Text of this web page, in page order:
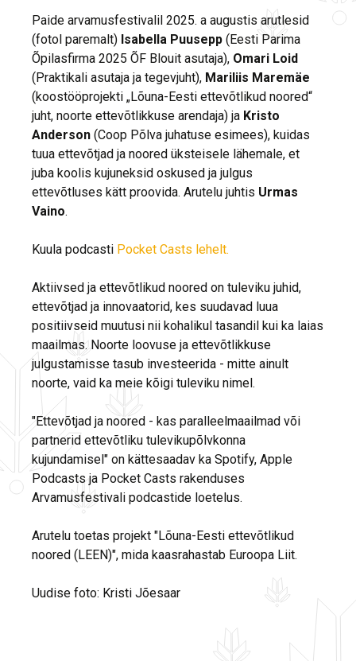
Paide arvamusfestivalil 2025. a augustis arutlesid
(fotol paremalt) Isabella Puusepp (Eesti Parima
Õpilasfirma 2025 ÕF Blouit asutaja), Omari Loid
(Praktikali asutaja ja tegevjuht), Mariliis Maremäe
(koostööprojekti „Lõuna-Eesti ettevõtlikud noored“
juht, noorte ettevõtlikkuse arendaja) ja Kristo
Anderson (Coop Põlva juhatuse esimees), kuidas
tuua ettevõtjad ja noored üksteisele lähemale, et
juba koolis kujuneksid oskused ja julgus
ettevõtluses kätt proovida. Arutelu juhtis Urmas
Vaino.
Kuula podcasti Pocket Casts lehelt.
Aktiivsed ja ettevõtlikud noored on tuleviku juhid,
ettevõtjad ja innovaatorid, kes suudavad luua
positiivseid muutusi nii kohalikul tasandil kui ka laias
maailmas. Noorte loovuse ja ettevõtlikkuse
julgustamisse tasub investeerida - mitte ainult
noorte, vaid ka meie kõigi tuleviku nimel.
"Ettevõtjad ja noored - kas paralleelmaailmad või
partnerid ettevõtliku tulevikupõlvkonna
kujundamisel" on kättesaadav ka Spotify, Apple
Podcasts ja Pocket Casts rakenduses
Arvamusfestivali podcastide loetelus.
Arutelu toetas projekt "Lõuna-Eesti ettevõtlikud
noored (LEEN)", mida kaasrahastab Euroopa Liit.
Uudise foto: Kristi Jõesaar